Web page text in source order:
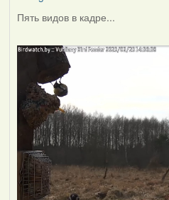
Пять видов в кадре...